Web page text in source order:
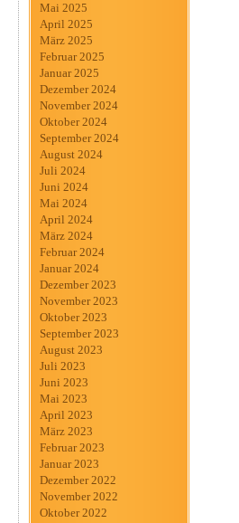
Mai 2025
April 2025
März 2025
Februar 2025
Januar 2025
Dezember 2024
November 2024
Oktober 2024
September 2024
August 2024
Juli 2024
Juni 2024
Mai 2024
April 2024
März 2024
Februar 2024
Januar 2024
Dezember 2023
November 2023
Oktober 2023
September 2023
August 2023
Juli 2023
Juni 2023
Mai 2023
April 2023
März 2023
Februar 2023
Januar 2023
Dezember 2022
November 2022
Oktober 2022